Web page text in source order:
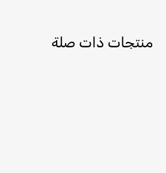
منتجات ذات صلة